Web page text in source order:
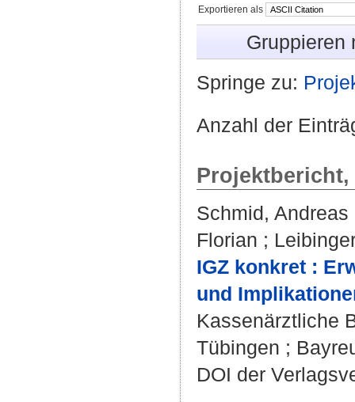
Exportieren als
Gruppieren
Springe zu:
Anzahl der
Schmid, Andreas
Florian ;
IGZ konkret :
und
Kassenärztliche
Tübingen ;
DOI der